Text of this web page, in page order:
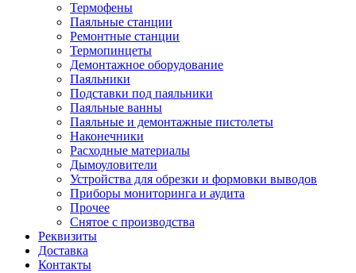
Термофены
Паяльные станции
Ремонтные станции
Термопинцеты
Демонтажное оборудование
Паяльники
Подставки под паяльники
Паяльные ванны
Паяльные и демонтажные пистолеты
Наконечники
Расходные материалы
Дымоуловители
Устройства для обрезки и формовки выводов
Приборы мониторинга и аудита
Прочее
Снятое с производства
Реквизиты
Доставка
Контакты